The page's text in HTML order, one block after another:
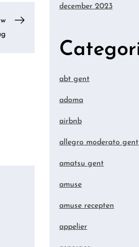
december 2023
abt gent
adoma
airbnb
allegro moderato gent
amatsu gent
amuse
amuse recepten
appelier